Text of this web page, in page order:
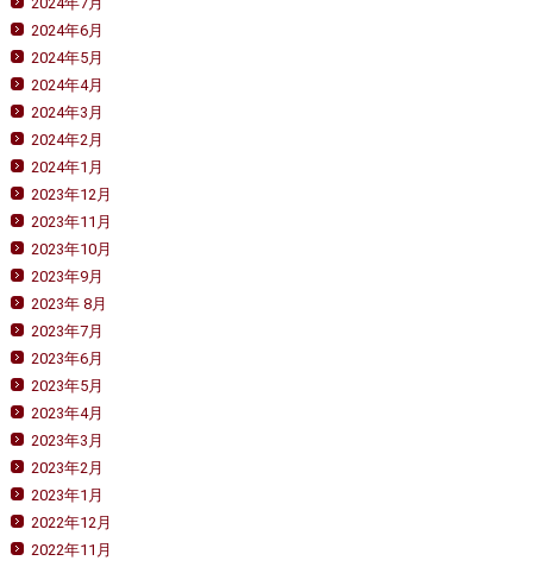
2024年6月
2024年5月
2024年4月
2024年3月
2024年2月
2024年1月
2023年12月
2023年11月
2023年10月
2023年9月
2023年 8月
2023年7月
2023年6月
2023年5月
2023年4月
2023年3月
2023年2月
2023年1月
2022年12月
2022年11月